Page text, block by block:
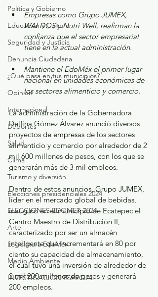
Política y Gobierno
Educación y Cultura
Seguridad y Justicia
Denuncia Ciudadana
¿Qué pasa en tus municipios?
Opinión
Internacional
Deportes
Salud
Clima
Turismo y diversión
Elecciones presidenciales 2024
ELECCIONES EDOMEX 2024
Arte
Legislatura EdoMéx
Medio Ambiente
INVESTIGACIÓN ESPECIAL
Empresas como Grupo JUMEX,
WALDOS y Nutri Well, reafirman la
confianza que el sector empresarial
tiene en la actual administración.
Mantiene el EdoMéx el primer lugar
nacional en unidades económicas de
los sectores alimenticio y comercio.
La administración de la Gobernadora
Delfina Gómez Álvarez anunció diversos
proyectos de empresas de los sectores
alimenticio y comercio por alrededor de 2
mil 600 millones de pesos, con los que se
generarán más de 3 mil empleos.
Dentro de estos anuncios, Grupo JUMEX,
líder en el mercado global de bebidas,
inauguró en el municipio de Ecatepec el
Centro Maestro de Distribución II,
caracterizado por ser un almacén
inteligente que incrementará en 80 por
ciento su capacidad de almacenamiento,
el cual tuvo una inversión de alrededor de
2 mil 200 millones de pesos y generará
200 empleos.